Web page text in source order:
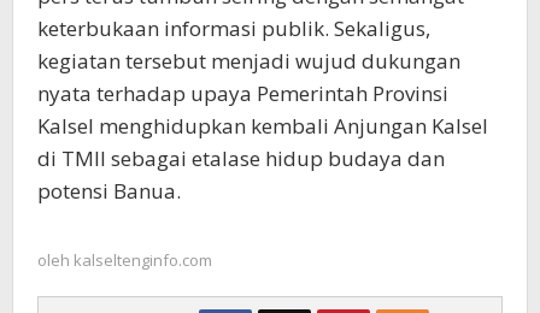
keterbukaan informasi publik. Sekaligus,
kegiatan tersebut menjadi wujud dukungan
nyata terhadap upaya Pemerintah Provinsi
Kalsel menghidupkan kembali Anjungan Kalsel
di TMII sebagai etalase hidup budaya dan
potensi Banua.
oleh kalseltenginfo.com